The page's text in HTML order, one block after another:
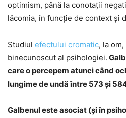
optimism, până la conotații
lăcomia, în funcţie de context şi
Studiul efectului cromatic, la
binecunoscut al psihologiei.
care o percepem atunci când
lungime de undă între 573 și
Galbenul este asociat (şi în